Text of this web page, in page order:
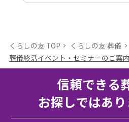
くらしの友 TOP
くらしの友 葬儀
葬儀終活イベント・セミナーのご案内
信頼できる
お探しではあ